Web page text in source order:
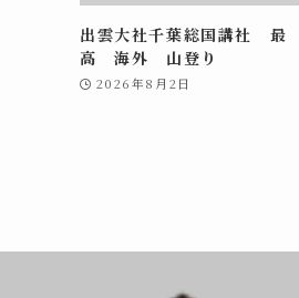
出雲大社千葉総国講社 最
高 海外 山登り
2026年8月2日